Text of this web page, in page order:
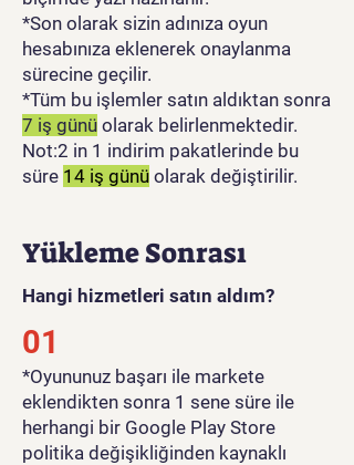
*Son olarak sizin adınıza oyun
hesabınıza eklenerek onaylanma
sürecine geçilir.
*Tüm bu işlemler satın aldıktan sonra
7 iş günü olarak belirlenmektedir.
Not:2 in 1 indirim pakatlerinde bu
süre 14 iş günü olarak değiştirilir.
Yükleme Sonrası
Hangi hizmetleri satın aldım?
01
​*Oyununuz başarı ile markete
eklendikten sonra 1 sene süre ile
herhangi bir Google Play Store
politika değişikliğinden kaynaklı